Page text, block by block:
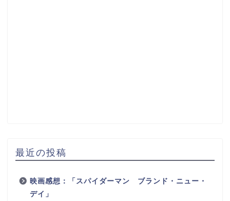
最近の投稿
映画感想：「スパイダーマン ブランド・ニュー・
デイ」